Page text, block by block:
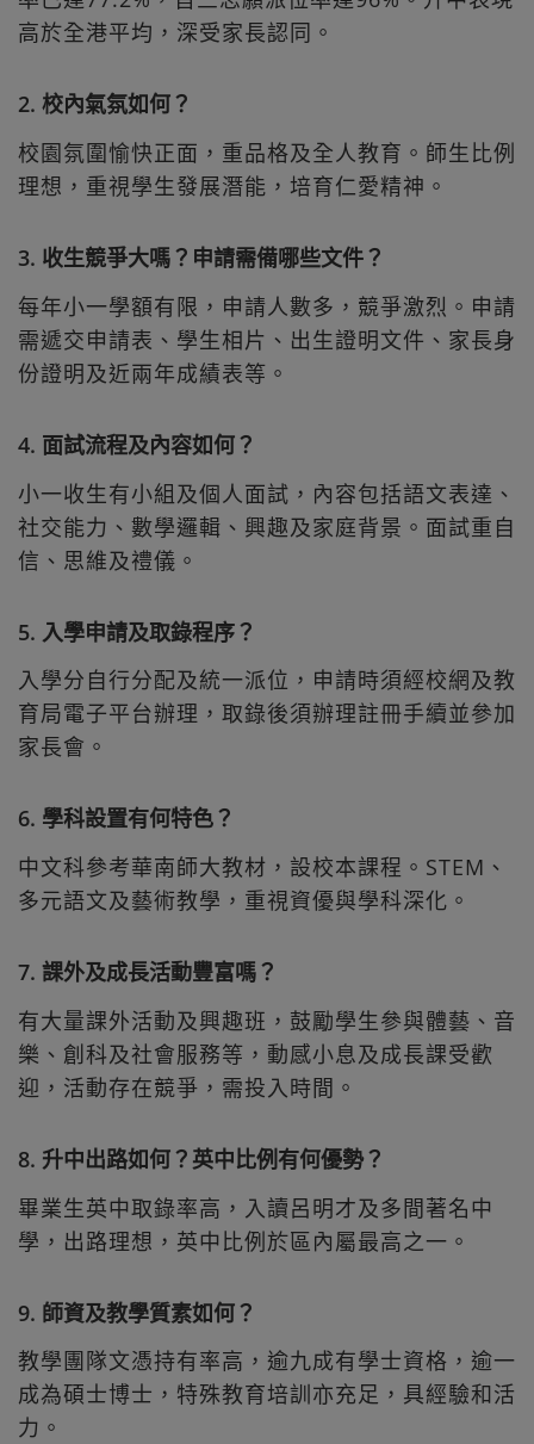
高於全港平均，深受家長認同。
2. 校內氣氛如何？
校園氛圍愉快正面，重品格及全人教育。師生比例
理想，重視學生發展潛能，培育仁愛精神。
3. 收生競爭大嗎？申請需備哪些文件？
每年小一學額有限，申請人數多，競爭激烈。申請
需遞交申請表、學生相片、出生證明文件、家長身
份證明及近兩年成績表等。
4. 面試流程及內容如何？
小一收生有小組及個人面試，內容包括語文表達、
社交能力、數學邏輯、興趣及家庭背景。面試重自
信、思維及禮儀。
5. 入學申請及取錄程序？
入學分自行分配及統一派位，申請時須經校網及教
育局電子平台辦理，取錄後須辦理註冊手續並參加
家長會。
6. 學科設置有何特色？
中文科參考華南師大教材，設校本課程。STEM、
多元語文及藝術教學，重視資優與學科深化。
7. 課外及成長活動豐富嗎？
有大量課外活動及興趣班，鼓勵學生參與體藝、音
樂、創科及社會服務等，動感小息及成長課受歡
迎，活動存在競爭，需投入時間。
8. 升中出路如何？英中比例有何優勢？
畢業生英中取錄率高，入讀呂明才及多間著名中
學，出路理想，英中比例於區內屬最高之一。
9. 師資及教學質素如何？
教學團隊文憑持有率高，逾九成有學士資格，逾一
成為碩士博士，特殊教育培訓亦充足，具經驗和活
力。